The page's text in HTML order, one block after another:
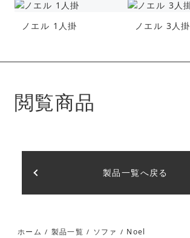
ノエル 1人掛 ノエル 3人掛
閲覧商品
製品一覧へ戻る
ホーム / 製品一覧 / ソファ / Noel